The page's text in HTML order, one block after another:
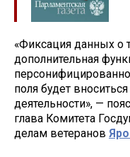
«Фиксация данных о
дополнительная
поля будет
деятельности», —
глава Комитета
делам ветеранов